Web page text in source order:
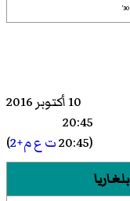
30'
10 أكتوبر 2016
20:45
(20:45
ت ع م+2 )
بلغاريا